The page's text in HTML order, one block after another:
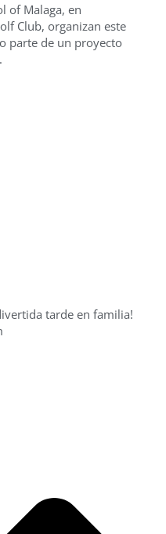
of Malaga, en
Club, organizan este
parte de un proyecto
tarde en familia!